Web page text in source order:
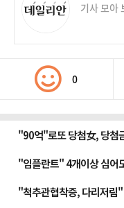
기사 모아
0